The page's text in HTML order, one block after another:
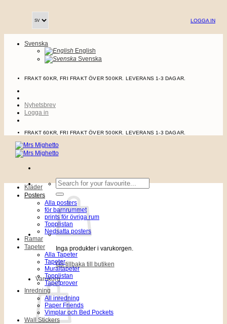
LOGGA IN
Svenska
English
Svenska
FRAKT 60KR, FRI FRAKT ÖVER 500KR. LEVERANS 1-3 DAGAR.
Nyhetsbrev
Logga in
FRAKT 60KR, FRI FRAKT ÖVER 500KR. LEVERANS 1-3 DAGAR.
Sök
efter:
Inga produkter i varukorgen.
Gå tillbaka till butiken
Varukorg
Kläder
Posters
Alla posters
för barnrummet
prints för övriga rum
Topplistan
Nedsatta posters
Ramar
Tapeter
Alla Tapeter
Tapeter
Muraltapeter
Topplistan
Tapetprover
Inredning
All inredning
Paper Friends
Vimplar och Bed Pockets
Wall Stickers